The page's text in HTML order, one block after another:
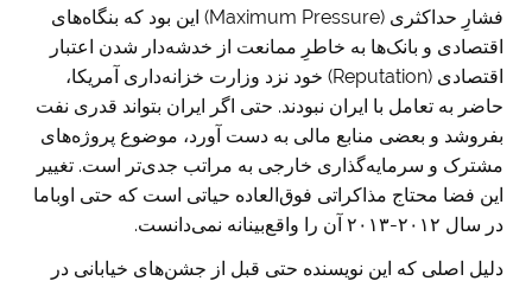
فشارِ حداکثری (Maximum Pressure) این بود که بنگاه‌های
اقتصادی و بانک‌ها به خاطرِ ممانعت از خدشه‌دار شدن اعتبار
اقتصادی (Reputation) خود نزد وزارت خزانه‌داری آمریکا،
حاضر به تعامل با ایران نبودند. حتی اگر ایران بتواند قدری نفت
بفروشد و بعضی منابع مالی به دست آورد، موضوع پروژه‌های
مشترک و سرمایه‌گذاری خارجی به مراتب جدی‌تر است. تغییر
این فضا محتاج مذاکراتی فوق‌العاده حیاتی است که حتی اوباما
در سال ۲۰۱۲-۲۰۱۳ آن را واقع‌بینانه نمی‌دانست.
دلیل اصلی که این نویسنده حتی قبل از جشن‌های خیابانی در